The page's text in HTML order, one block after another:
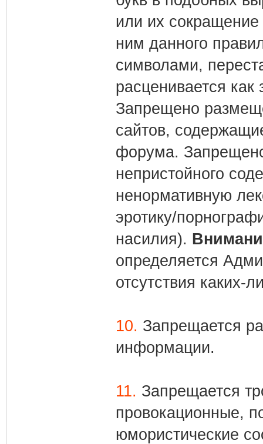
или их сокращение
ним данного
символами,
расценивается
Запрещено
сайтов,
форума.
непристойного
ненормативную
эротику/
насилия).
определяется
отсутствия каких-
10. Запрещается
информации.
11. Запрещается
провокационные,
юмористические